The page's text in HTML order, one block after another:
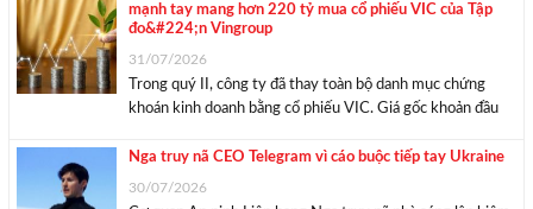
mạnh tay mang hơn 220 tỷ mua cổ phiếu VIC của Tập
đo&#224;n Vingroup
31/07/2026
Trong quý II, công ty đã thay toàn bộ danh mục chứng
khoán kinh doanh bằng cổ phiếu VIC. Giá gốc khoản đầu
phiếu theo thị giá. CTCP Xuất nhập khẩu Nông sản ...
Nga truy nã CEO Telegram vì cáo buộc tiếp tay Ukraine
30/07/2026